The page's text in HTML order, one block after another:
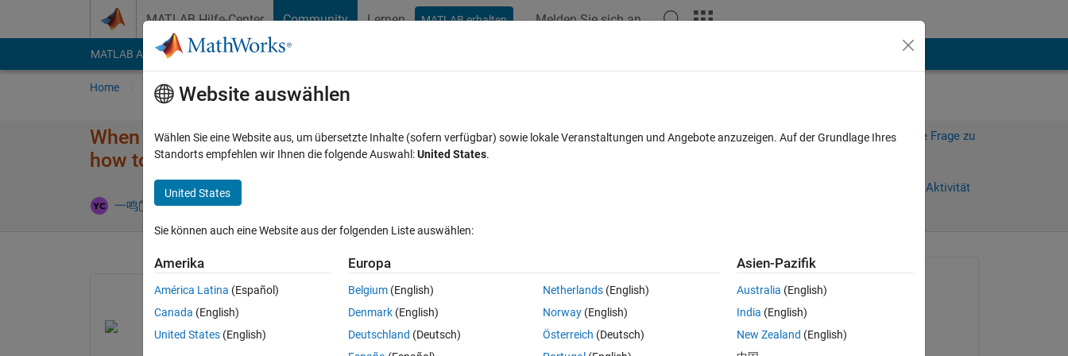
MATLAB Hilfe-Center Community Lernen MATLAB erhalten Melden Sie sich an
MATLAB Answers File Exchange Cody
Home Fragen Antworten Durchsuchen
When running cpp file in matlab, there is a problem of calling mex in error,
how to solve it
一鸣 16 Apr. 2024 1 Antwort
Melden Sie sich an, um diese Frage zu
Anmelden, um Aktivität
0 Stimmen
am 16 Apr. 2024
Website auswählen
Wählen Sie eine Website aus, um übersetzte Inhalte (sofern verfügbar) sowie lokale Veranstaltungen und Angebote anzuzeigen. Auf der Grundlage Ihres
Standorts empfehlen wir Ihnen die folgende Auswahl:United States.
United States
Sie können auch eine Website aus der folgenden Liste auswählen:
Amerika
América Latina (Español)
Canada (English)
United States (English)
Europa
Belgium (English)
Denmark (English)
Deutschland (Deutsch)
Netherlands(English)
Norway(English)
Österreich (Deutsch)
Asien-Pazifik
Australia (English)
India (English)
New Zealand (English)